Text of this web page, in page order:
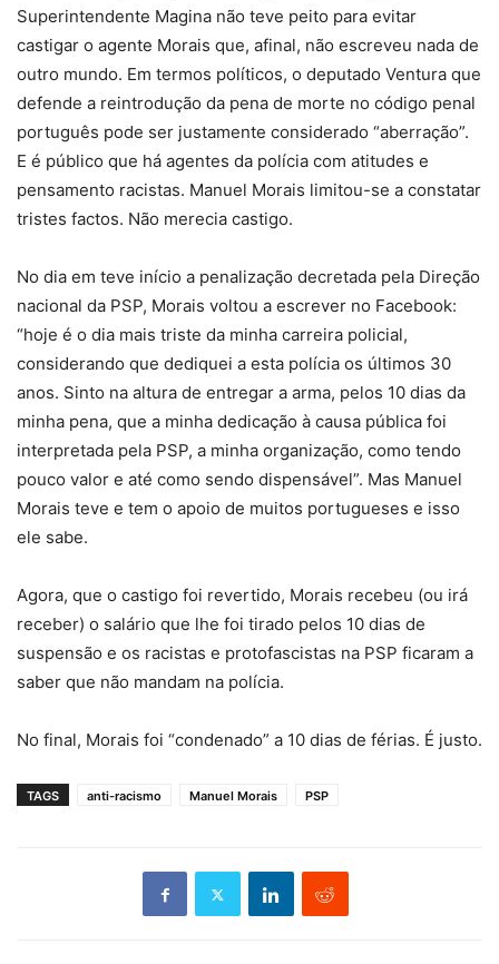
Superintendente Magina não teve peito para evitar
castigar o agente Morais que, afinal, não escreveu nada de
outro mundo. Em termos políticos, o deputado Ventura que
defende a reintrodução da pena de morte no código penal
português pode ser justamente considerado “aberração”.
E é público que há agentes da polícia com atitudes e
pensamento racistas. Manuel Morais limitou-se a constatar
tristes factos. Não merecia castigo.
No dia em teve início a penalização decretada pela Direção
nacional da PSP, Morais voltou a escrever no Facebook:
“hoje é o dia mais triste da minha carreira policial,
considerando que dediquei a esta polícia os últimos 30
anos. Sinto na altura de entregar a arma, pelos 10 dias da
minha pena, que a minha dedicação à causa pública foi
interpretada pela PSP, a minha organização, como tendo
pouco valor e até como sendo dispensável”. Mas Manuel
Morais teve e tem o apoio de muitos portugueses e isso
ele sabe.
Agora, que o castigo foi revertido, Morais recebeu (ou irá
receber) o salário que lhe foi tirado pelos 10 dias de
suspensão e os racistas e protofascistas na PSP ficaram a
saber que não mandam na polícia.
No final, Morais foi “condenado” a 10 dias de férias. É justo.
TAGS anti-racismo Manuel Morais PSP